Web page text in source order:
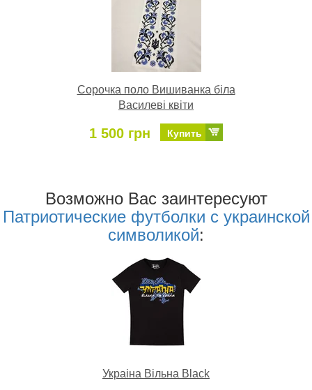
Сорочка поло Вишиванка біла
Василеві квіти
1 500 грн Купить
Возможно Ваc заинтересуют
Патриотические футболки с украинской
символикой:
Украіна Вільна Black